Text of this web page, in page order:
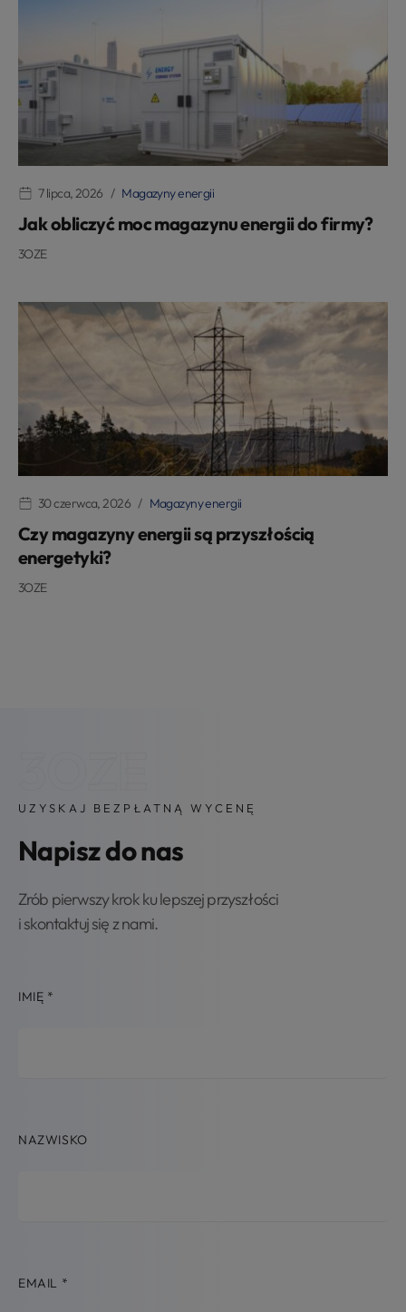
7 lipca, 2026 Magazyny energii
Jak obliczyć moc magazynu energii do firmy?
3OZE
30 czerwca, 2026 Magazyny energii
Czy magazyny energii są przyszłością
energetyki?
3OZE
UZYSKAJ BEZPŁATNĄ WYCENĘ
Napisz do nas
Zrób pierwszy krok ku lepszej przyszłości
i skontaktuj się z nami.
IMIĘ *
NAZWISKO
EMAIL *